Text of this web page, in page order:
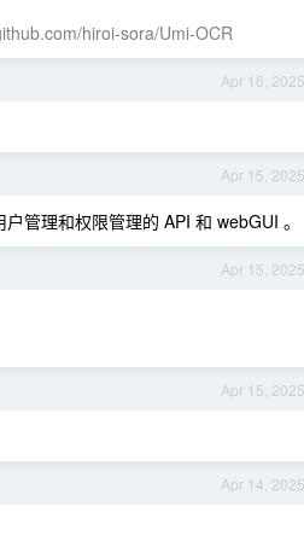
hiroi-sora/Umi-OCR
Apr 16, 2025
Apr 15, 2025
户管理和权限管理的 API 和 webGUI 。
Apr 15, 2025
Apr 15, 2025
Apr 14, 2025